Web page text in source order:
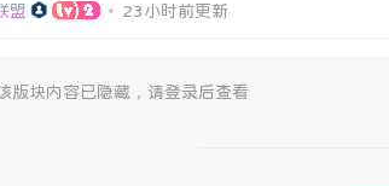
盟 23小时前更新
版块内容已隐藏，请登录后查看